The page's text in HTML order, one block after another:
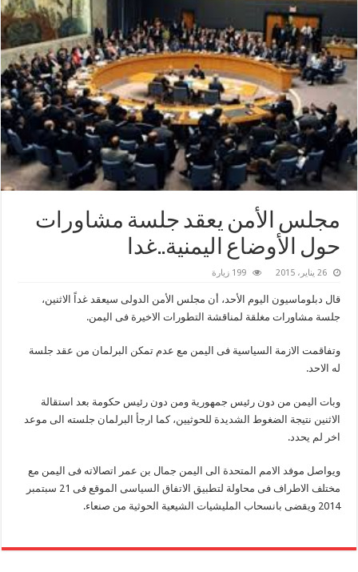
مجلس الأمن يعقد جلسة مشاورات
حول الأوضاع اليمنية..غدا
26 يناير، 2015 199 زيارة
قال دبلوماسيون اليوم الأحد، أن مجلس الأمن الدولى سيعقد غداً الاثنين،
جلسة مشاورات مغلقة لمناقشة التطورات الاخيرة فى اليمن.
وتفاقمت الازمة السياسية فى اليمن مع عدم تمكن البرلمان من عقد جلسة
له الاحد.
وبات اليمن من دون رئيس جمهورية ومن دون رئيس حكومة بعد استقالة
الاثنين نتيجة الضغوط الشديدة للحوثيين، كما ارجأ البرلمان جلسته الى موعد
اخر لم يحدد.
ويواصل موفد الامم المتحدة الى اليمن جمال بن عمر اتصالاته فى اليمن مع
مختلف الاطراف فى محاولة لتطبيق الاتفاق السياسى الموقع فى 21 سبتمبر
2014 ويقضى بانسحاب المليشيات الشيعية الحوثية من صنعاء.